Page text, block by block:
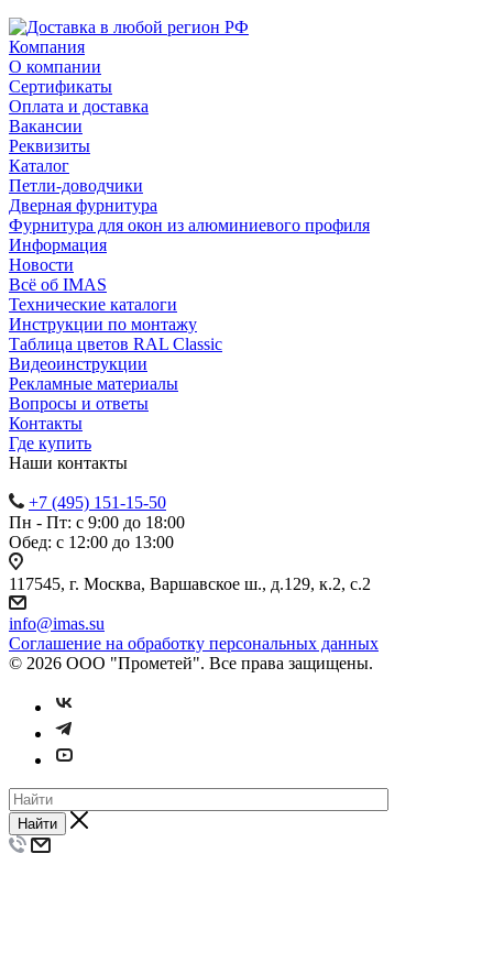
Компания
О компании
Сертификаты
Оплата и доставка
Вакансии
Реквизиты
Каталог
Петли-доводчики
Дверная фурнитура
Фурнитура для окон из алюминиевого профиля
Информация
Новости
Всё об IMAS
Технические каталоги
Инструкции по монтажу
Таблица цветов RAL Classic
Видеоинструкции
Рекламные материалы
Вопросы и ответы
Контакты
Где купить
Наши контакты
+7 (495) 151-15-50
Пн - Пт: с 9:00 до 18:00
Обед: с 12:00 до 13:00
117545, г. Москва, Варшавское ш., д.129, к.2, с.2
info@imas.su
Соглашение на обработку персональных данных
© 2026 ООО "Прометей". Все права защищены.
Найти